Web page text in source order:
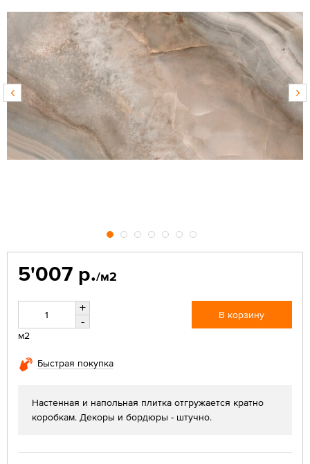
5'007 р./м2
+
-
м2
В корзину
Быстрая покупка
Настенная и напольная плитка отгружается кратно
коробкам. Декоры и бордюры - штучно.